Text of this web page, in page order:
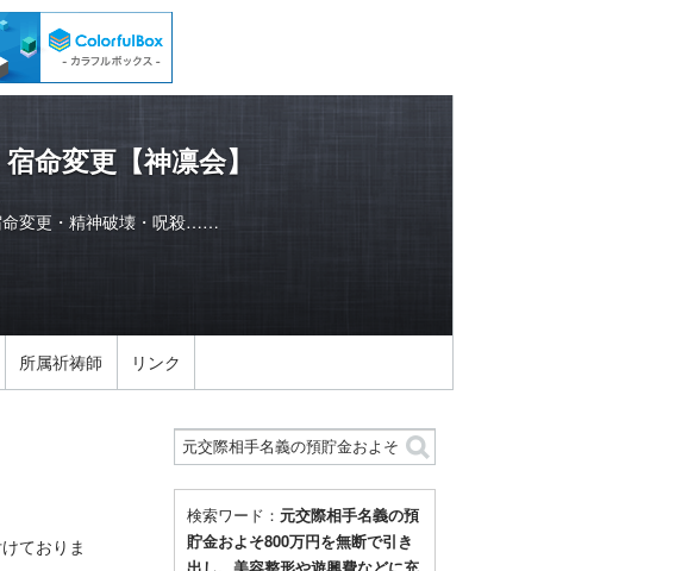
命変更【神凛会】
命変更・精神破壊・呪殺……
所属祈祷師 リンク
ておりま
検索ワード： 元交際相手名義の預
貯金およそ800万円を無断で引き